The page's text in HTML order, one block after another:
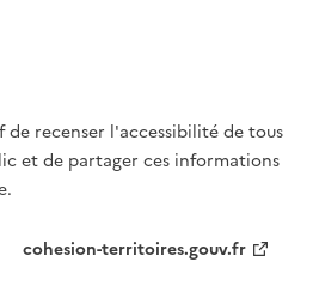
recenser l'accessibilité de tous
et de partager ces informations
cohesion-territoires.gouv.fr